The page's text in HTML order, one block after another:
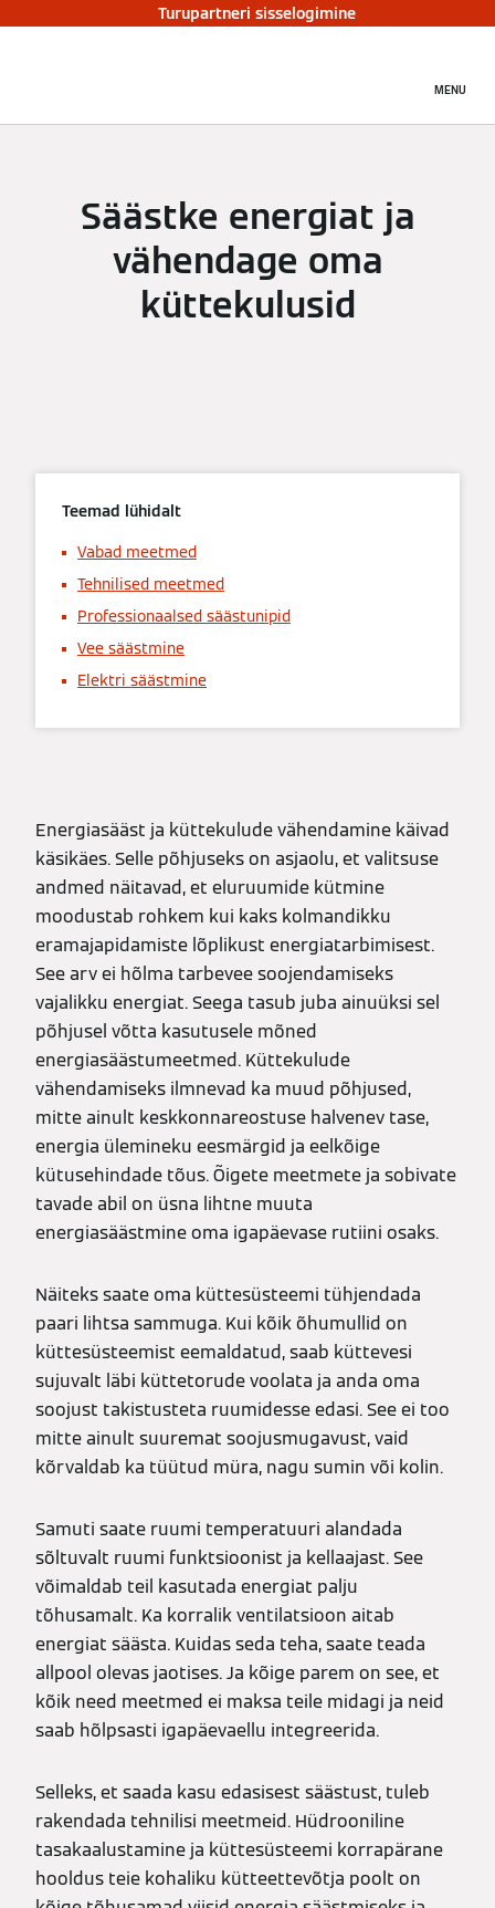
Turupartneri sisselogimine
MENU
Säästke energiat ja
vähendage oma
küttekulusid
Teemad lühidalt
Vabad meetmed
Tehnilised meetmed
Professionaalsed säästunipid
Vee säästmine
Elektri säästmine
Energiasääst ja küttekulude vähendamine käivad
käsikäes. Selle põhjuseks on asjaolu, et valitsuse
andmed näitavad, et eluruumide kütmine
moodustab rohkem kui kaks kolmandikku
eramajapidamiste lõplikust energiatarbimisest.
See arv ei hõlma tarbevee soojendamiseks
vajalikku energiat. Seega tasub juba ainuüksi sel
põhjusel võtta kasutusele mõned
energiasäästumeetmed. Küttekulude
vähendamiseks ilmnevad ka muud põhjused,
mitte ainult keskkonnareostuse halvenev tase,
energia ülemineku eesmärgid ja eelkõige
kütusehindade tõus. Õigete meetmete ja sobivate
tavade abil on üsna lihtne muuta
energiasäästmine oma igapäevase rutiini osaks.
Näiteks saate oma küttesüsteemi tühjendada
paari lihtsa sammuga. Kui kõik õhumullid on
küttesüsteemist eemaldatud, saab küttevesi
sujuvalt läbi küttetorude voolata ja anda oma
soojust takistusteta ruumidesse edasi. See ei too
mitte ainult suuremat soojusmugavust, vaid
kõrvaldab ka tüütud müra, nagu sumin või kolin.
Samuti saate ruumi temperatuuri alandada
sõltuvalt ruumi funktsioonist ja kellaajast. See
võimaldab teil kasutada energiat palju
tõhusamalt. Ka korralik ventilatsioon aitab
energiat säästa. Kuidas seda teha, saate teada
allpool olevas jaotises. Ja kõige parem on see, et
kõik need meetmed ei maksa teile midagi ja neid
saab hõlpsasti igapäevaellu integreerida.
Selleks, et saada kasu edasisest säästust, tuleb
rakendada tehnilisi meetmeid. Hüdrooniline
tasakaalustamine ja küttesüsteemi korrapärane
hooldus teie kohaliku kütteettevõtja poolt on